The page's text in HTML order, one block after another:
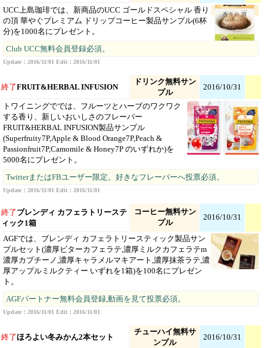
UCC上島珈琲では、新商品のUCC ゴールドスペシャル 香り
の頂 華やぐプレミアム ドリップコーヒー製品サンプル(6杯
分)を1000名にプレゼント。
Club UCC無料会員登録必須。
Update：2016/11/01 Edit：2016/11/01
終了FRUIT&HERBAL INFUSION
ドリンク無料サン
プル
2016/10/31
トワイニングででは、フルーツとハーブのワクワク
する香り、新しいおいしさのフレーバー
FRUIT&HERBAL INFUSION製品サンプル
(Superfruity7P,Apple & Blood Orange7P,Peach &
Passionfruit7P,Camomile & Honey7P のいずれか)を
5000名にプレゼント。
TwitterまたはFBユーザー限定。好きなフレーバーへ投票必須。
Update：2016/11/01 Edit：2016/11/01
終了 ブレンディ カフェラトリーステ
ィック1箱
コーヒー無料サン
プル
2016/10/31
AGFでは、ブレンディ カフェラトリースティック製品サン
プルセット(濃厚ビターカフェラテ,濃厚ミルクカフェラテm
濃厚カプチーノ,濃厚キャラメルマキアート,濃厚抹茶ラテ,濃
厚アップルミルクティー いずれを1箱)を100名にプレゼン
ト。
AGFパートナー無料会員登録,動画を見て投票必須。
Update：2016/11/01 Edit：2016/11/01
終了ほろよい冬みかん2本セット
チューハイ無料サ
ンプル
2016/10/31